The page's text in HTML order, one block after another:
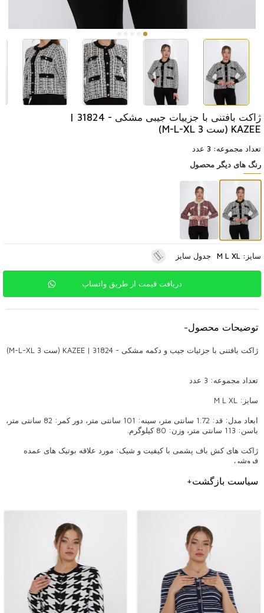
ژاکت بافتنی با جزییات جیبی مشکی - 31824 |
KAZEE (ست 3 M-L-XL)
تعداد مجموعه: 3 عدد
رنگ های دیگر محصول
سایز: M L XL جدول سایز
دریافت قیمت از طریق واتساپ
توضیحات محصول-
ژاکت بافتنی با جزئیات جیب و دکمه مشکی - 31824 | KAZEE (ست 3 M-L-XL)
تعداد مجموعه: 3 عدد
سایز: M L XL
ابعاد مدل: قد: 1.72 سانتی متر، سینه: 101 سانتی متر، دور کمر: 82 سانتی متر،
باسن: 113 سانتی متر، وزن: 80 کیلوگرم.
ژاکت های کش باف پشمی با کیفیت و شیک: مورد علاقه بوتیک های عمده
فروشی
ژاکت‌های پشمی ما که با کیفیت خود متمایز هستند، جزو محصولات عمده
مجموعه ای که شما به مشتریان خود ارائه می دهید اضافه می کند.
چرا باید ژاکت کش باف پشمی ما را انتخاب کنید؟
ژاکت های کشباف ما از مواد با کیفیت بالا ساخته شده اند و استفاده طولانی
مدت را ارائه می دهند. محصولات ما با شیک ترین طرح ها در دنیای مد متمایز
هستند. ژاکت‌های پشمی غنی‌شده با جزئیات زیبا و ظریف را می‌توان هم در
ترکیب‌های روزانه و هم در ترکیب‌های روز خاص ترجیح داد. با دوخت با کیفیت و
گزینه های رنگی با دقت انتخاب شده، برای همه سنین و سبک ها جذابیت دارد.
برای صاحبان بوتیک های عمده فروشی، این محصول عالی برای افزایش
رضایت مشتری و پشتیبانی از فروش است.
سیاست بازگشت+